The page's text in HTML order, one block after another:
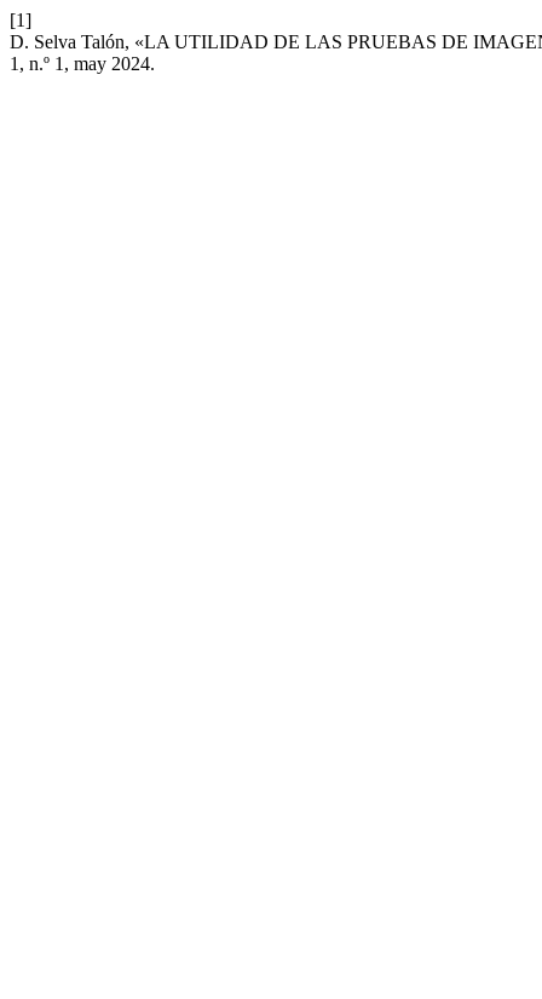
[1]
D. Selva Talón, «LA UTILIDAD DE LAS PRUEBAS DE
1, n.º 1, may 2024.